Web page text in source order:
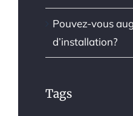
Pouvez-vous
d’installation?
Tags